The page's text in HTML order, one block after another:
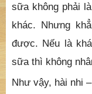
sữa không phải
khác. Nhưng
được. Nếu là
sữa thì không
Như vậy, hài nhi